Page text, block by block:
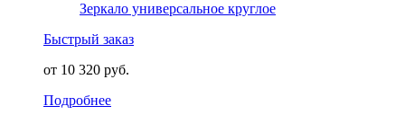
Зеркало универсальное круглое
Быстрый заказ
от 10 320 руб.
Подробнее